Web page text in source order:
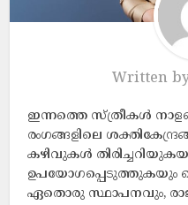
Written
ഇന്നത്തെ സ്ത്രീകള്‍
രംഗങ്ങളിലെ
കഴിവുകള്‍
ഉപയോഗപ്പെടുത്തുകയും
ഏതൊരു സ്ഥാപനവും,